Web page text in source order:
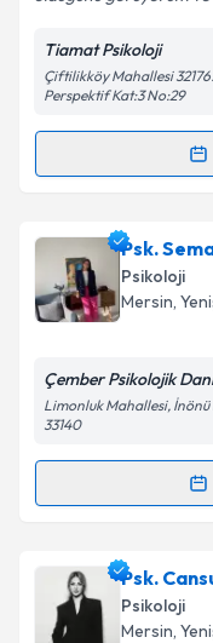
Kişisel
Metni'ni
kapsamda
Tiamat Psikoloji
Çiftilikköy Mahallesi
Perspektif Kat:3 No:29
Randevu
Psk. Sabahat
oluşturun. Size
takvim
Kişisel
'ni
kapsamda
Psk.
Psikoloji
Mersin,
Çember Psikolojik
Limonluk Mahallesi, İnönü
33140
Randevu
Psk. Sema Nur
oluşturun. Size
takvim
Psk.
Psikoloji
Mersin,